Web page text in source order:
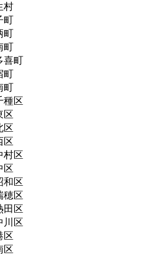
村
町
町
町
喜町
町
町
種区
区
区
区
村区
区
和区
穂区
田区
川区
区
区